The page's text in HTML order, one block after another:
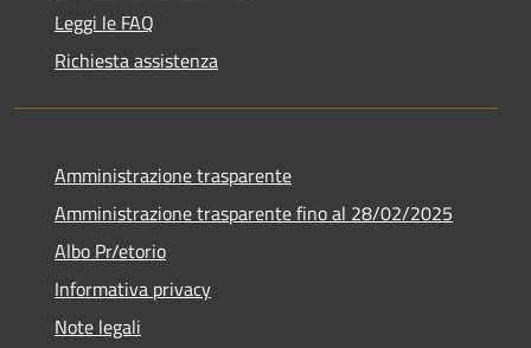
Leggi le FAQ
Richiesta assistenza
Amministrazione trasparente
Amministrazione trasparente fino al 28/02/2025
Albo Pr/etorio
Informativa privacy
Note legali